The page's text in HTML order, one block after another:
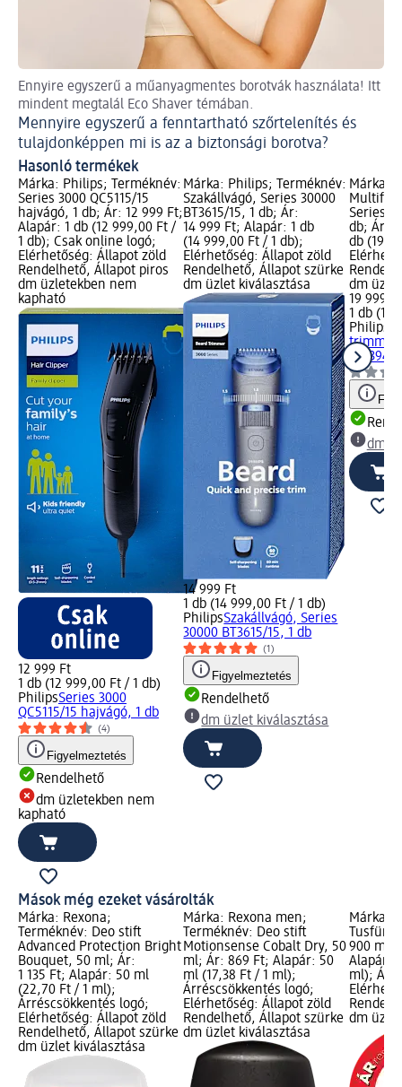
Ennyire egyszerű a műanyagmentes borotvák használata! Itt
mindent megtalál Eco Shaver témában.
Mennyire egyszerű a fenntartható szőrtelenítés és
tulajdonképpen mi is az a biztonsági borotva?
Hasonló termékek
Márka: Philips; Terméknév:
Series 3000 QC5115/15
hajvágó, 1 db; Ár: 12 999 Ft;
Alapár: 1 db (12 999,00 Ft /
1 db); Csak online logó;
Elérhetőség: Állapot zöld
Rendelhető, Állapot piros
dm üzletekben nem
kapható
12 999 Ft
1 db (12 999,00 Ft / 1 db)
PhilipsSeries 3000
QC5115/15 hajvágó, 1 db
(4)
Figyelmeztetés
Rendelhető
dm üzletekben nem
kapható
Márka: Philips; Terméknév:
Szakállvágó, Series 30000
BT3615/15, 1 db; Ár:
14 999 Ft; Alapár: 1 db
(14 999,00 Ft / 1 db);
Elérhetőség: Állapot zöld
Rendelhető, Állapot szürke
dm üzlet kiválasztása
14 999 Ft
1 db (14 999,00 Ft / 1 db)
PhilipsSzakállvágó, Series
30000 BT3615/15, 1 db
(1)
Figyelmeztetés
Rendelhető
dm üzlet kiválasztása
Márka:
Series
db; Ár:
db (19
dm
19 999 Ft
1 db (19
Philips
trimmer,
dm
Mások még ezeket vásárolták
Márka: Rexona;
Terméknév: Deo stift
Advanced Protection Bright
Bouquet, 50 ml; Ár:
1 135 Ft; Alapár: 50 ml
(22,70 Ft / 1 ml);
Árréscsökkentés logó;
Elérhetőség: Állapot zöld
Rendelhető, Állapot szürke
dm üzlet kiválasztása
Márka: Rexona men;
Terméknév: Deo stift
Motionsense Cobalt Dry, 50
ml; Ár: 869 Ft; Alapár: 50
ml (17,38 Ft / 1 ml);
Árréscsökkentés logó;
Elérhetőség: Állapot zöld
Rendelhető, Állapot szürke
dm üzlet kiválasztása
Márka:
900 ml;
Alapár:
ml);
dm